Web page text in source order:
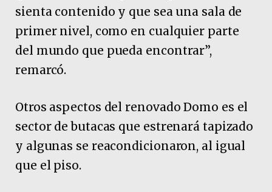
sienta contenido y que sea una sala de
primer nivel, como en cualquier parte
del mundo que pueda encontrar”,
remarcó.
Otros aspectos del renovado Domo es el
sector de butacas que estrenará tapizado
y algunas se reacondicionaron, al igual
que el piso.